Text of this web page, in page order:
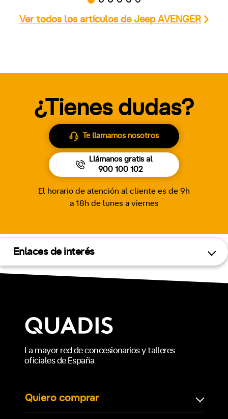
Ver todos los artículos de Jeep AVENGER
¿Tienes dudas?
Te llamamos nosotros
Llámanos gratis al
900 100 102
El horario de atención al cliente es de 9h
a 18h de lunes a viernes
Enlaces de interés
La mayor red de concesionarios y talleres
oficiales de España
Quiero comprar